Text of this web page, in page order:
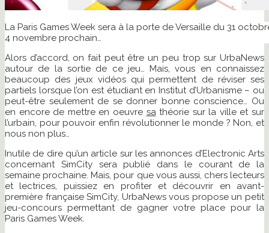
La Paris Games Week sera à la porte de Versaille du 31
4 novembre prochain…
Alors d’accord, on fait peut être un peu trop sur UrbaNews
autour de la sortie de ce jeu… Mais, vous en connaissez
beaucoup des jeux vidéos qui permettent de réviser ses
partiels lorsque l’on est étudiant en Institut d’Urbanisme – ou
peut-être seulement de se donner bonne conscience… Ou
en encore de mettre en oeuvre sathéorie sur la ville et sur
l’urbain, pour pouvoir enfin révolutionner le monde ? Non, et
nous non plus…
Inutile de dire qu’un article sur les annonces d’Electronic Arts
concernant SimCity sera publié dans le courant de la
semaine prochaine. Mais, pour que vous aussi, chers lecteurs
et lectrices, puissiez en profiter et découvrir en avant-
première française SimCity, UrbaNews vous propose un petit
jeu-concours permettant de gagner votre place pour la
Paris Games Week.